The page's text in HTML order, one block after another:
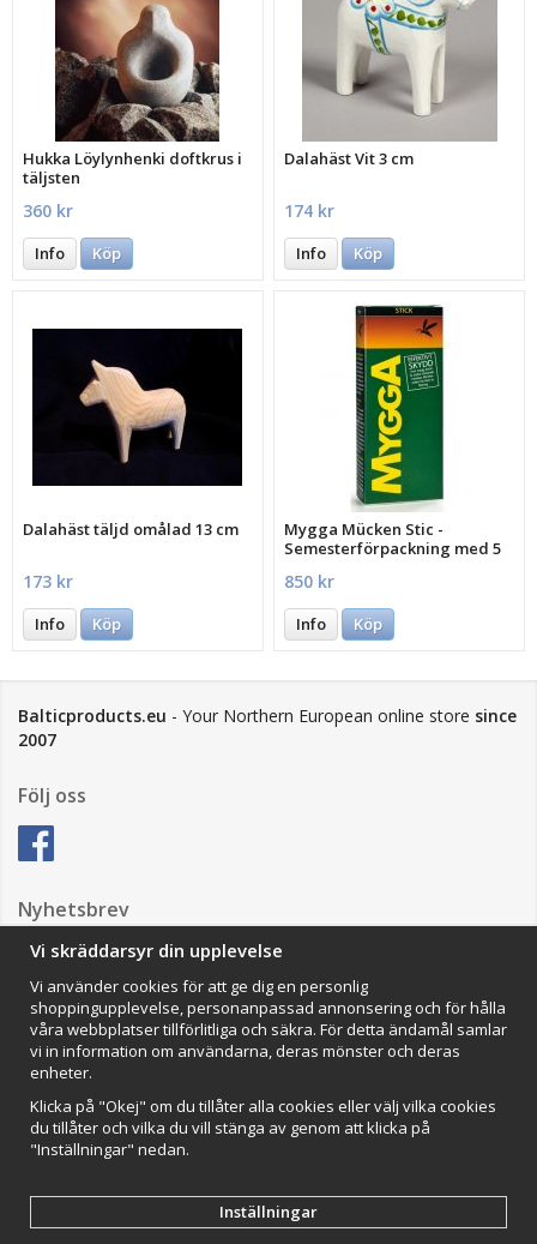
Hukka Löylynhenki doftkrus i
täljsten
360 kr
Info Köp
Dalahäst Vit 3 cm
174 kr
Info Köp
Dalahäst täljd omålad 13 cm
173 kr
Info Köp
Mygga Mücken Stic -
Semesterförpackning med 5
850 kr
Info Köp
Balticproducts.eu - Your Northern European online store since
2007
Följ oss
Nyhetsbrev
Impressum
VAMOS Commerce AB
Organisationsnummer: 559502-0453
Vi skräddarsyr din upplevelse
Vi använder cookies för att ge dig en personlig
shoppingupplevelse, personanpassad annonsering och för hålla
våra webbplatser tillförlitliga och säkra. För detta ändamål samlar
vi in information om användarna, deras mönster och deras
enheter.
Klicka på "Okej" om du tillåter alla cookies eller välj vilka cookies
du tillåter och vilka du vill stänga av genom att klicka på
"Inställningar" nedan.
Inställningar